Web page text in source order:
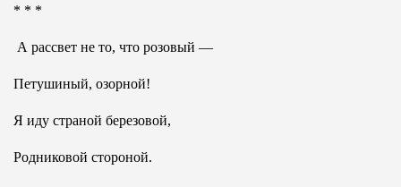
* * *
А рассвет не то, что розовый —
Петушиный, озорной!
Я иду страной березовой,
Родниковой стороной.